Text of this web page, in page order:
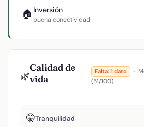
🏠 Inversión
buena conectividad
🌿
Calidad de
vida
Falta: 1 dato ·
(51/100)
🤫Tranquilidad